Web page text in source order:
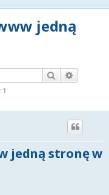
z
jedną
Szukaj
1
jedną stronę w